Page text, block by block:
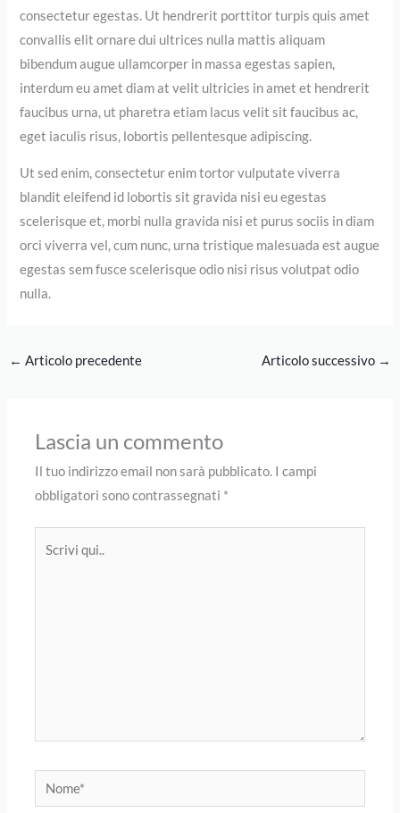
consectetur egestas. Ut hendrerit porttitor turpis quis amet
convallis elit ornare dui ultrices nulla mattis aliquam
bibendum augue ullamcorper in massa egestas sapien,
interdum eu amet diam at velit ultricies in amet et hendrerit
faucibus urna, ut pharetra etiam lacus velit sit faucibus ac,
eget iaculis risus, lobortis pellentesque adipiscing.
Ut sed enim, consectetur enim tortor vulputate viverra
blandit eleifend id lobortis sit gravida nisi eu egestas
scelerisque et, morbi nulla gravida nisi et purus sociis in diam
orci viverra vel, cum nunc, urna tristique malesuada est augue
egestas sem fusce scelerisque odio nisi risus volutpat odio
nulla.
← Articolo precedente Articolo successivo →
Lascia un commento
Il tuo indirizzo email non sarà pubblicato. I campi
obbligatori sono contrassegnati *
Nome*